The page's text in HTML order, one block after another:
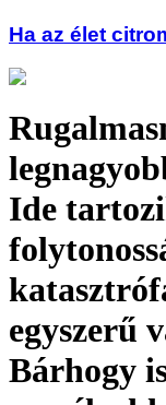
Ha az élet
Ide
egyszerű
Bárhogy